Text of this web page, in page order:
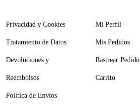
Privacidad y Cookies
Tratamiento de Datos
Devoluciones y
Reembolsos
Política de Envíos
Mi Perfil
Mis Pedidos
Rastrear Pedido
Carrito